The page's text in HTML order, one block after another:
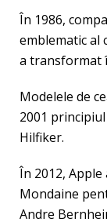
În 1986,
emblematic al
a transformat
Modelele de
2001
Hilfiker.
În 2012,
Mondaine
Andre